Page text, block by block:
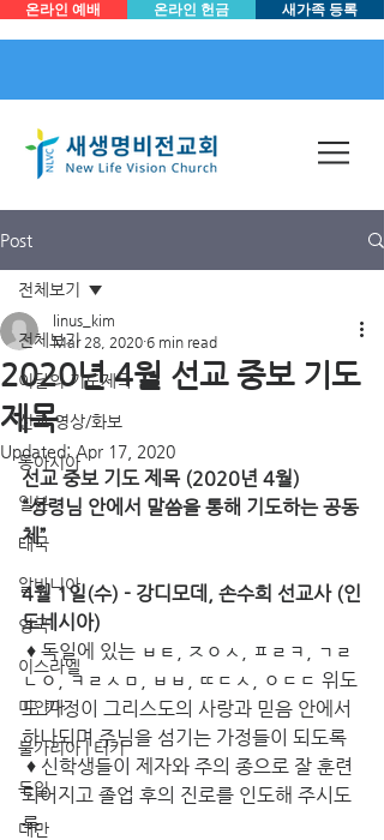
온라인 예배 온라인 헌금 새가족 등록
Post
전체보기
이달의 기도제목
선교 영상/화보
동아시아
일본
태국
알바니아
영국
이스라엘
미얀마
불가리아 | 터키
독일
대만
전체보기
2020년 4월 선교 중보 기도
제목
linus_kim
Mar 28, 2020 6 min read
Updated: Apr 17, 2020
선교 중보 기도 제목 (2020년 4월)
“성령님 안에서 말씀을 통해 기도하는 공동
체”
4월 1일(수) - 강디모데, 손수희 선교사 (인
도네시아)
ㄴㅇ, ㅋㄹㅅㅁ, ㅂㅂ, ㄸㄷㅅ, ㅇㄷㄷ 위도
도 가정이 그리스도의 사랑과 믿음 안에서
하나되며 주님을 섬기는 가정들이 되도록
되어지고 졸업 후의 진로를 인도해 주시도
록